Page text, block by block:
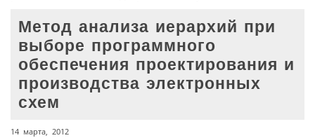
Метод анализа иерархий при
выборе программного
обеспечения проектирования и
производства электронных
схем
14 марта, 2012